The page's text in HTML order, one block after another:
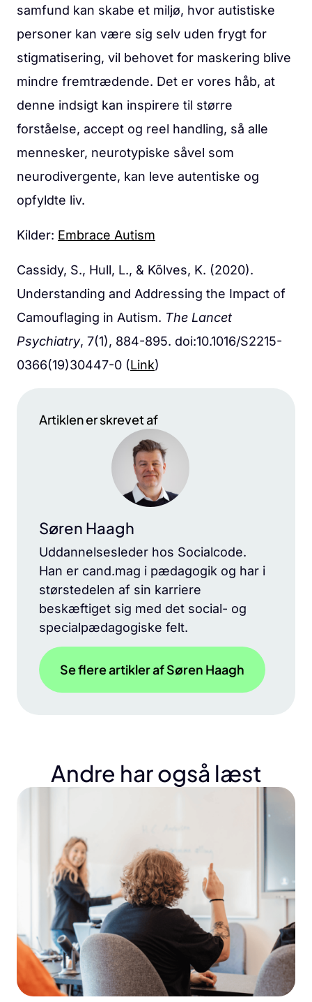
samfund kan skabe et miljø, hvor autistiske
personer kan være sig selv uden frygt for
stigmatisering, vil behovet for maskering blive
mindre fremtrædende. Det er vores håb, at
denne indsigt kan inspirere til større
forståelse, accept og reel handling, så alle
mennesker, neurotypiske såvel som
neurodivergente, kan leve autentiske og
opfyldte liv.
Kilder: Embrace Autism
Cassidy, S., Hull, L., & Kõlves, K. (2020).
Understanding and Addressing the Impact of
Camouflaging in Autism. The Lancet
Psychiatry, 7(1), 884-895. doi:10.1016/S2215-
0366(19)30447-0 (Link)
Artiklen er skrevet af
Søren Haagh
Uddannelsesleder hos Socialcode.
Han er cand.mag i pædagogik og har i
størstedelen af sin karriere
beskæftiget sig med det social- og
specialpædagogiske felt.
Se flere artikler af Søren Haagh
Andre har også læst